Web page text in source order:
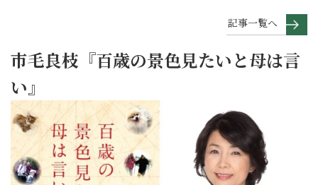
記事一覧へ
市毛良枝『百歳の景色見たいと母は言
い』